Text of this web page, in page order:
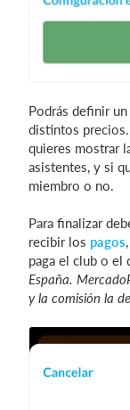
Podrás definir
distintos
quieres mostrar
asistentes, y si
miembro o no.
Para finalizar
recibir los pagos
paga el club o el
España.
y la comisión la